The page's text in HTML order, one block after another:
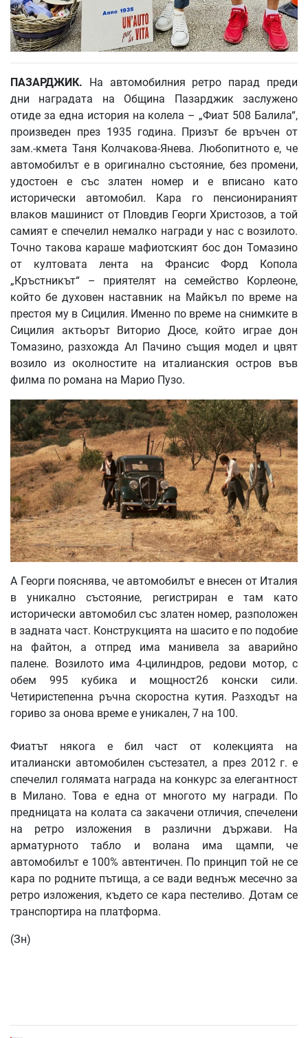
ПАЗАРДЖИК.
На автомобилния ретро парад преди
дни наградата на Община Пазарджик заслужено
отиде за една история на колела – „Фиат 508 Балила“,
произведен през 1935 година. Призът бе връчен от
зам.-кмета Таня Колчакова-Янева. Любопитното е, че
автомобилът е в оригинално състояние, без промени,
удостоен е със златен номер и е вписано като
исторически автомобил. Кара го пенсионираният
влаков машинист от Пловдив Георги Христозов, а той
самият е спечелил немалко награди у нас с возилото.
Точно такова караше мафиотският бос дон Томазино
от култовата лента на Франсис Форд Копола
„Кръстникът“ – приятелят на семейство Корлеоне,
който бе духовен наставник на Майкъл по време на
престоя му в Сицилия. Именно по време на снимките в
Сицилия актьорът Виторио Дюсе, който играе дон
Томазино, разхожда Ал Пачино същия модел и цвят
возило из околностите на италианския остров във
филма по романа на Марио Пузо.
А Георги пояснява, че автомобилът е внесен от Италия
в уникално състояние, регистриран е там като
исторически автомобил със златен номер, разположен
в задната част. Конструкцията на шасито е по подобие
на файтон, а отпред има манивела за аварийно
палене. Возилото има 4-цилиндров, редови мотор, с
обем 995 кубика и мощност26 конски сили.
Четиристепенна ръчна скоростна кутия. Разходът на
гориво за онова време е уникален, 7 на 100.
Фиатът някога е бил част от колекцията на
италиански автомобилен състезател, а през 2012 г. е
спечелил голямата награда на конкурс за елегантност
в Милано. Това е една от многото му награди. По
предницата на колата са закачени отличия, спечелени
на ретро изложения в различни държави. На
арматурното табло и волана има щампи, че
автомобилът е 100% автентичен. По принцип той не се
кара по родните пътища, а се вади веднъж месечно за
ретро изложения, където се кара пестеливо. Дотам се
транспортира на платформа.
(Зн)